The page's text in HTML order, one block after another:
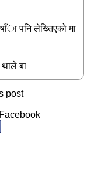
पनि लेख्तिएको मा
बा
post